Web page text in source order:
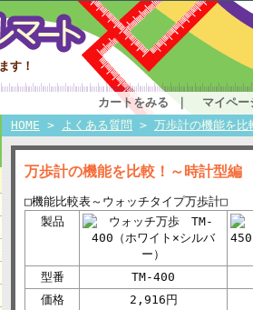
す！
カートをみる
マイペー
HOME > よくある質問 > 万歩計の機能を比
万歩計の機能を比較！～時計型編
□機能比較表～ウォッチタイプ万歩計□
製品
型番
TM-400
価格
2,916円